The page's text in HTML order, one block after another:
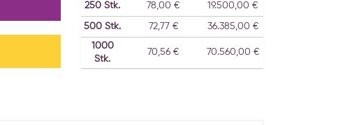
250 Stk. 78,00 € 19.500,00 €
500 Stk. 72,77 €
36.385,00 €
1000
Stk.
70,56 € 70.560,00 €